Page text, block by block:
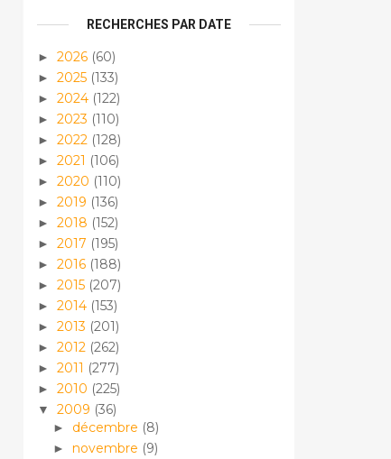
RECHERCHES PAR DATE
► 2026 (60)
► 2025 (133)
► 2024 (122)
► 2023 (110)
► 2022 (128)
► 2021 (106)
► 2020 (110)
► 2019 (136)
► 2018 (152)
► 2017 (195)
► 2016 (188)
► 2015 (207)
► 2014 (153)
► 2013 (201)
► 2012 (262)
► 2011 (277)
► 2010 (225)
▼ 2009 (36)
► décembre (8)
► novembre (9)